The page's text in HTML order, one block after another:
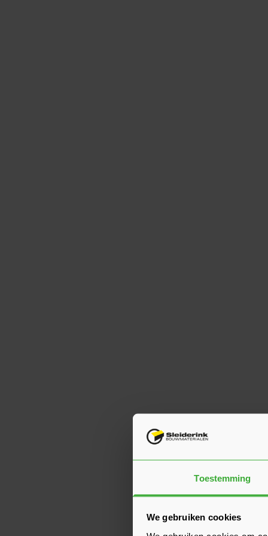
Toestemming
We gebruiken cookies